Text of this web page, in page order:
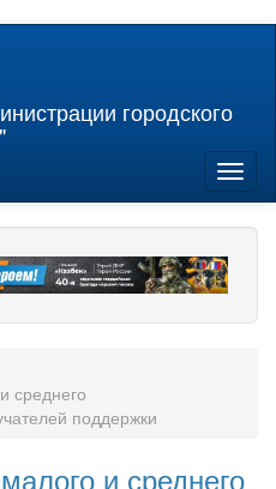
городского
среднего
поддержки
и среднего